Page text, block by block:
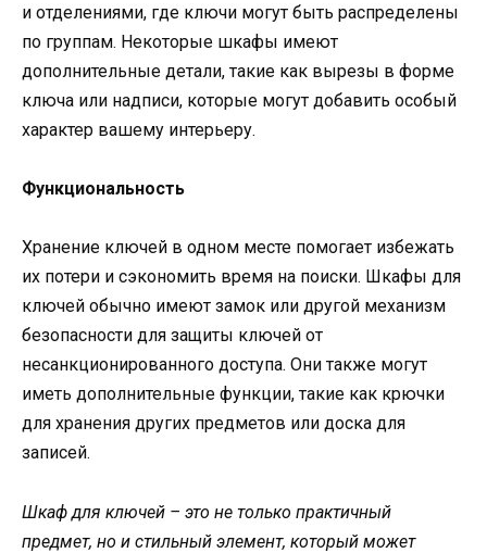
и отделениями, где ключи могут быть распределены
по группам. Некоторые шкафы имеют
дополнительные детали, такие как вырезы в форме
ключа или надписи, которые могут добавить особый
характер вашему интерьеру.
Функциональность
Хранение ключей в одном месте помогает избежать
их потери и сэкономить время на поиски. Шкафы для
ключей обычно имеют замок или другой механизм
безопасности для защиты ключей от
несанкционированного доступа. Они также могут
иметь дополнительные функции, такие как крючки
для хранения других предметов или доска для
записей.
Шкаф для ключей – это не только практичный
предмет, но и стильный элемент, который может